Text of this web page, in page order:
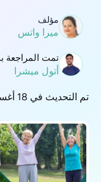
مؤلف
ميرا واتس
تمت المراجعة
أتول ميشرا
تم التحديث في 18 أغسطس 2025